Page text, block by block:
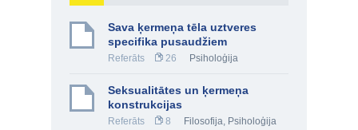
Sava ķermeņa tēla uztveres
specifika pusaudžiem
Referāts 26 Psiholoģija
Seksualitātes un ķermeņa
konstrukcijas
Referāts 8 Filosofija, Psiholoģija